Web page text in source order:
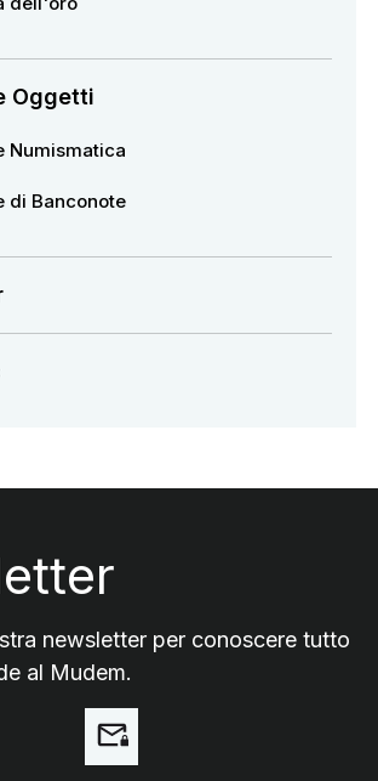
Oggetti
Numismatica
di Banconote
newsletter per conoscere tutto
al Mudem.